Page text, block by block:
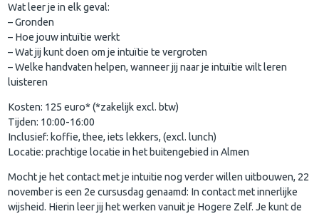
Wat leer je in elk geval:
– Gronden
– Hoe jouw intuïtie werkt
– Wat jij kunt doen om je intuïtie te vergroten
– Welke handvaten helpen, wanneer jij naar je intuïtie wilt leren
luisteren
Kosten: 125 euro* (*zakelijk excl. btw)
Tijden: 10:00-16:00
Inclusief: koffie, thee, iets lekkers, (excl. lunch)
Locatie: prachtige locatie in het buitengebied in Almen
Mocht je het contact met je intuitie nog verder willen uitbouwen, 22
november is een 2e cursusdag genaamd: In contact met innerlijke
wijsheid. Hierin leer jij het werken vanuit je Hogere Zelf. Je kunt de